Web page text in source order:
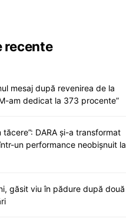
recente
mesaj după revenirea de la
am dedicat la 373 procente”
tăcere”: DARA și-a transformat
un performance neobișnuit la
găsit viu în pădure după două